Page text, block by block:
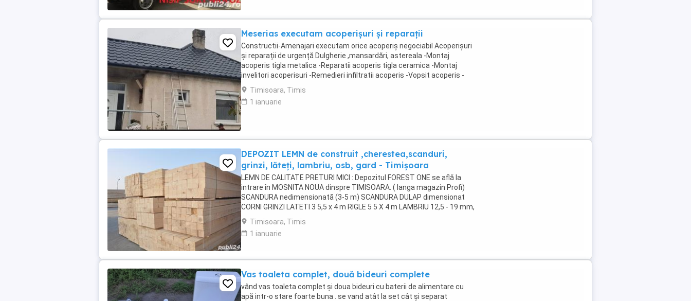
Meserias executam acoperișuri și reparații
Constructii-Amenajari executam orice acoperiș negociabil Acoperișuri
și reparații de urgență Dulgherie ,mansardări, astereala -Montaj
acoperis tigla metalica -Reparatii acoperis tigla ceramica -Montaj
invelitori acoperisuri -Remedieri infiltratii acoperis -Vopsit acoperis -
Sisteme pluviale - Jgheaburi -Dulgherie,mansardări, ...
Timisoara, Timis
1 ianuarie
DEPOZIT LEMN de construit ,cherestea,scanduri,
grinzi, lăteți, lambriu, osb, gard - Timișoara
LEMN DE CALITATE PRETURI MICI : Depozitul FOREST ONE se află la
intrare în MOSNITA NOUA dinspre TIMISOARA. ( langa magazin Profi)
SCANDURA nedimensionată (3-5 m) SCANDURA DULAP dimensionat
CORNI GRINZI LATETI 3 5,5 x 4 m RIGLE 5 5 X 4 m LAMBRIU 12,5 - 19 mm,
3-4m, clasa A PAZIE 20,25 cm ...
Timisoara, Timis
1 ianuarie
Vas toaleta complet, două bideuri complete
vând vas toaleta complet și doua bideuri cu baterii de alimentare cu
apă intr-o stare foarte buna . se vand atât la set cât și separat